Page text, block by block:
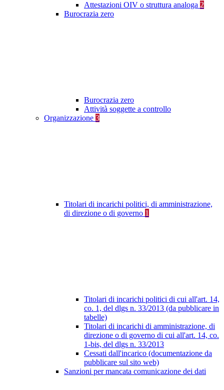
Attestazioni OIV o struttura analoga 2
Burocrazia zero
Burocrazia zero
Attività soggette a controllo
Organizzazione 3
Titolari di incarichi politici, di amministrazione,
di direzione o di governo 1
Titolari di incarichi politici di cui all'art. 14,
co. 1, del dlgs n. 33/2013 (da pubblicare in
tabelle)
Titolari di incarichi di amministrazione, di
direzione o di governo di cui all'art. 14, co.
1-bis, del dlgs n. 33/2013
Cessati dall'incarico (documentazione da
pubblicare sul sito web)
Sanzioni per mancata comunicazione dei dati